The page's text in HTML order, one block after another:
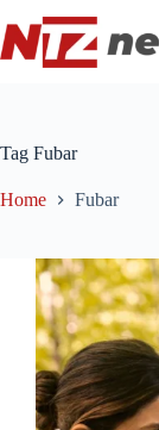
para
o
conteúdo
Tag Fubar
Home Fubar